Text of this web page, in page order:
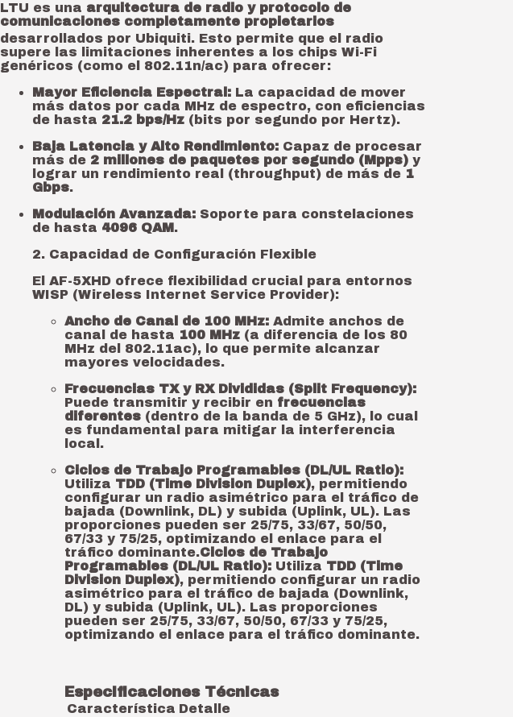
LTU es una arquitectura de radio y protocolo de
comunicaciones completamente propietarios
desarrollados por Ubiquiti. Esto permite que el radio
supere las limitaciones inherentes a los chips Wi-Fi
genéricos (como el 802.11n/ac) para ofrecer:
Mayor Eficiencia Espectral: La capacidad de mover
más datos por cada MHz de espectro, con eficiencias
de hasta 21.2 bps/Hz (bits por segundo por Hertz).
Baja Latencia y Alto Rendimiento: Capaz de procesar
más de 2 millones de paquetes por segundo (Mpps) y
lograr un rendimiento real (throughput) de más de 1
Gbps.
Modulación Avanzada: Soporte para constelaciones
de hasta 4096 QAM.
2. Capacidad de Configuración Flexible
El AF-5XHD ofrece flexibilidad crucial para entornos
WISP (Wireless Internet Service Provider):
Ancho de Canal de 100 MHz: Admite anchos de
canal de hasta 100 MHz (a diferencia de los 80
MHz del 802.11ac), lo que permite alcanzar
mayores velocidades.
Frecuencias TX y RX Divididas (Split Frequency):
Puede transmitir y recibir en frecuencias
diferentes (dentro de la banda de 5 GHz), lo cual
es fundamental para mitigar la interferencia
local.
Ciclos de Trabajo Programables (DL/UL Ratio):
Utiliza TDD (Time Division Duplex), permitiendo
configurar un radio asimétrico para el tráfico de
bajada (Downlink, DL) y subida (Uplink, UL). Las
proporciones pueden ser 25/75, 33/67, 50/50,
67/33 y 75/25, optimizando el enlace para el
tráfico dominante.Ciclos de Trabajo
Programables (DL/UL Ratio): Utiliza TDD (Time
Division Duplex), permitiendo configurar un radio
asimétrico para el tráfico de bajada (Downlink,
DL) y subida (Uplink, UL). Las proporciones
pueden ser 25/75, 33/67, 50/50, 67/33 y 75/25,
optimizando el enlace para el tráfico dominante.
Especificaciones Técnicas
Característica Detalle